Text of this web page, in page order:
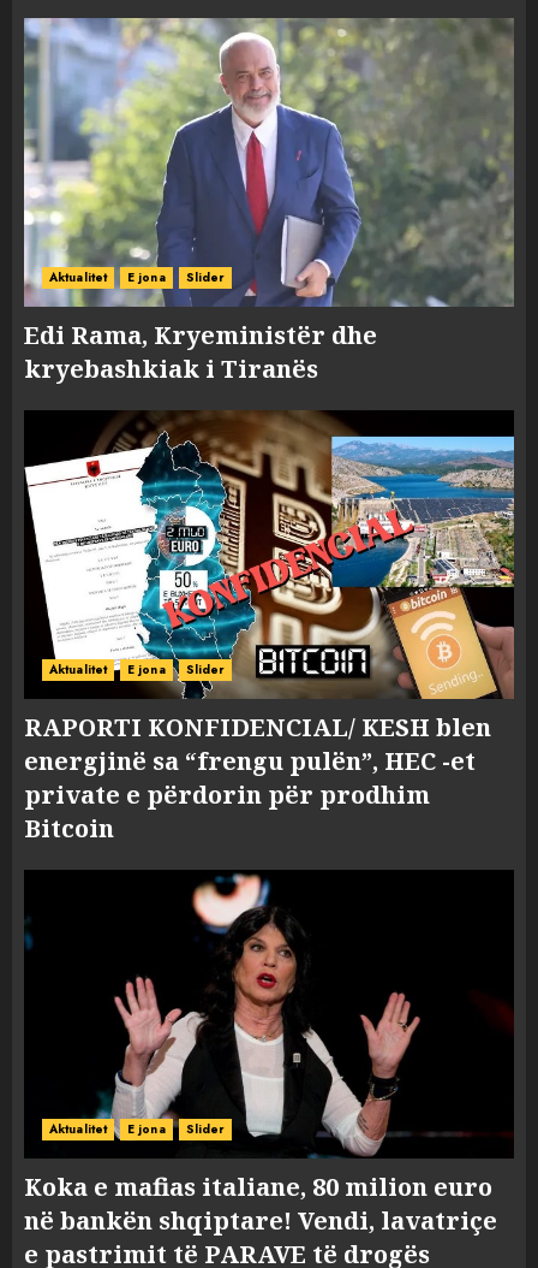
Aktualitet E jona Slider
Edi Rama, Kryeministër dhe
kryebashkiak i Tiranës
Aktualitet E jona Slider
RAPORTI KONFIDENCIAL/ KESH blen
energjinë sa “frengu pulën”, HEC -et
private e përdorin për prodhim
Bitcoin
Aktualitet E jona Slider
Koka e mafias italiane, 80 milion euro
në bankën shqiptare! Vendi, lavatriçe
e pastrimit të PARAVE të drogës